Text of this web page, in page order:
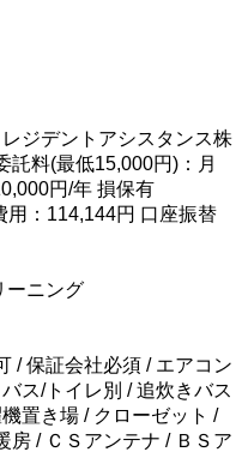
ジデントアシスタンス株
託料(最低15,000円)：月
10,000円/年 損保有
用：114,144円 口座振替
ーニング
/ 保証会社必須 / エアコン
ス/トイレ別 / 追炊きバス
置き場 / クローゼット /
房 / ＣＳアンテナ / ＢＳア